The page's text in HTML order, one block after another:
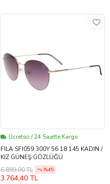
Ücretsiz / 24 Saatte Kargo
FILA SFI059 300Y 56 18 145 KADIN /
KIZ GÜNEŞ GÖZLÜĞÜ
6.899,00 TL
%45
3.764,40 TL